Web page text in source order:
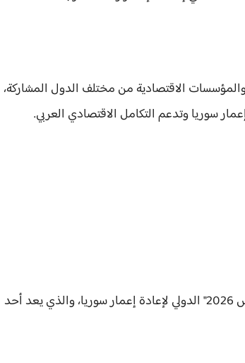
الاقتصادية من مختلف الدول المشاركة،
سوريا وتدعم التكامل الاقتصادي العربي.
وانتقلت الزيارة إلى محطة محورية تمثلت في المشاركة بمعرض "بيلدكس 2026" الدولي لإعادة إعمار سوريا، والذي يعد أحد